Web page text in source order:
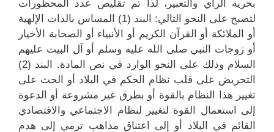
بحرية الرأي والتعبير، لذا تم تقليص عدد المحظورات
لتصبح على النحو التالي: البند (1) المساس بالذات الإلهية
أو الملائكة أو القرآن الكريم أو الأنبياء أو الصحابة الأخيار
أو زوجات النبي صلى الله عليه وسلم أو آل البيت عليهم
السلام وذلك على النحو الوارد في نص المادة. البند (2)
التحريض على قلب نظام الحكم في البلاد أو الحث على
تغيير هذا النظام بالقوة أو بطرق غير مشروعة أو الدعوة
إلى استعمال القوة لتغيير لنظام الاجتماعي والاقتصادي
القائم في البلاد أو إلى اعتناق مذاهب ترمي إلى هدم